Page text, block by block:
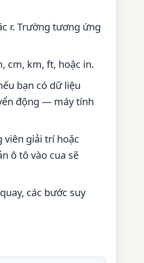
r. Trường tương ứng
cm, km, ft, hoặc in.
bạn có dữ liệu
động — máy tính
viên giải trí hoặc
ô tô vào cua sẽ
các bước suy